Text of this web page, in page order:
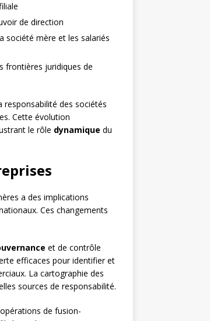
de direction
société mère et les salariés
frontières juridiques de
responsabilité des sociétés
Cette évolution
le rôle dynamique du
a des implications
Ces changements
et de contrôle
efficaces pour identifier et
La cartographie des
sources de responsabilité.
de fusion-